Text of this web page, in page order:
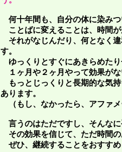
何十年間も、自分の体に染み
ことばに変えることは、時間
それがなじんだり、何となく
す。
ゆっくりとすぐにあきらめた
１ヶ月や２ヶ月やって効果が
もっとじっくりと長期的な気
あります。
（もし、なかったら、アファ
言うのはただですし、そんな
その効果を信じて、ただ時間
ぜひ、継続することをおすす